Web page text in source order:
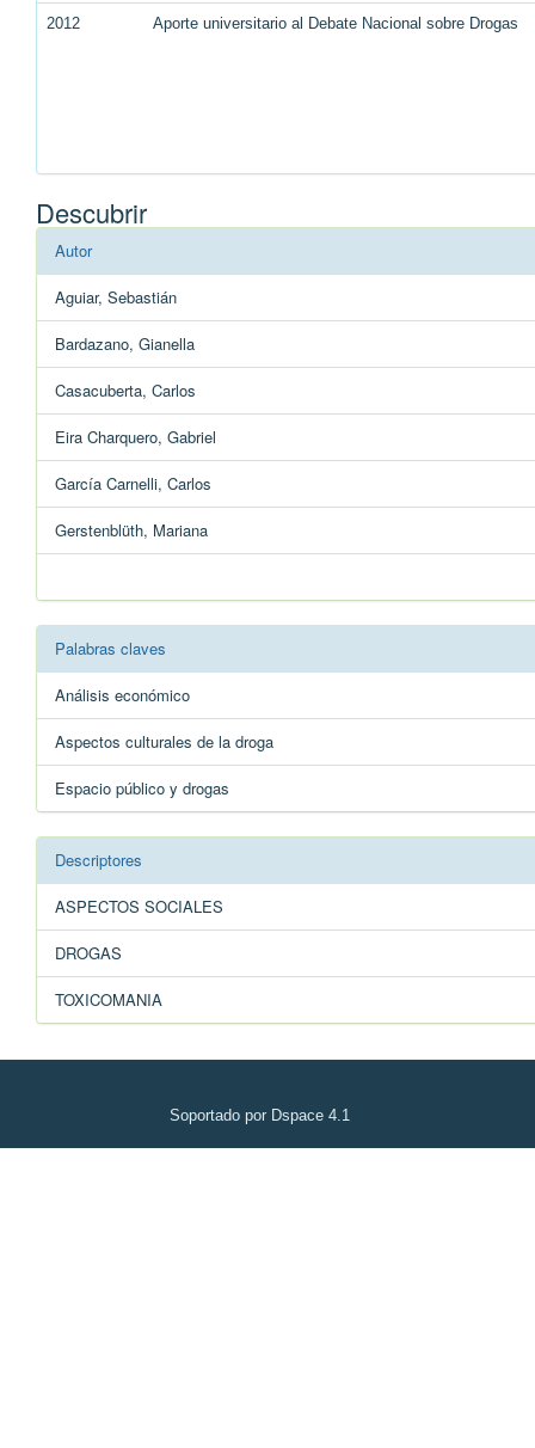
2012 Aporte universitario al Debate Nacional sobre Drogas
Descubrir
Autor
Aguiar, Sebastián
Bardazano, Gianella
Casacuberta, Carlos
Eira Charquero, Gabriel
García Carnelli, Carlos
Gerstenblüth, Mariana
Palabras claves
Análisis económico
Aspectos culturales de la droga
Espacio público y drogas
Descriptores
ASPECTOS SOCIALES
DROGAS
TOXICOMANIA
Soportado por Dspace 4.1